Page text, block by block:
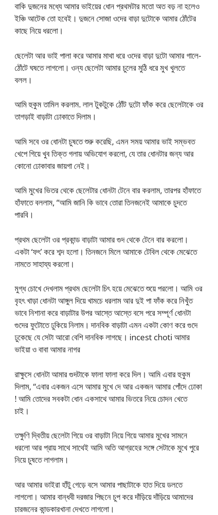
বাকি দুজনের মধ্যে আমার ভাইয়ের ধোন প্রথমটার মতো অত বড় না হলেও
ইঞ্চি আটেক তো হবেই। দুজনে সোজা ওদের বাড়া দুটোকে আমার ঠোঁটের
কাছে নিয়ে ধরলো।
ছেলেটা আর ভাই পালা করে আমার মাথা ধরে ওদের বাড়া দুটো আমার গালে-
ঠোঁটে ঘষতে লাগলো। ওন্য ছেলেটা আমার চুলের মুঠি ধরে মুখ খুলতে
বলল।
আমি হুকুম তামিল করলাম. লাল টুকটুকে ঠোঁট দুটো ফাঁক করে ছেলেটাকে ওর
তাগড়াই বাড়াটা ঢোকাতে দিলাম।
আমি সবে ওর ধোনটা চুষতে শুরু করেছি, এমন সময় আমার ভাই সম্ভবত
খেপে গিয়ে খুব তিক্ত গলায় অভিযোগ করলো, যে তার ধোনটার জন্য আর
কোনো ঢোকাবার জায়গা নেই।
আমি মুখের ভিতর থেকে ছেলেটার ধোনটা টেনে বার করলাম, তারপর হাঁফাতে
হাঁফাতে বললাম, “আমি জানি কি ভাবে তোরা তিনজনেই আমাকে চুদতে
পারবি।
প্রথম ছেলেটা ওর প্রকান্ড বাড়াটা আমার গুদ থেকে টেনে বার করলো।
একটা ‘ফৎ’ করে শব্দ হলো। তিনজনে মিলে আমাকে টেবিল থেকে মেঝেতে
নামতে সাহায্য করলো।
মুগ্ধ চোখে দেখলাম প্রথম ছেলেটা চিৎ হয়ে মেঝেতে শুয়ে পরলো। আমি ওর
বৃহৎ খাড়া ধোনটা আঙ্গুল দিয়ে খামচে ধরলাম আর দুই পা ফাঁক করে নিখুঁত
ভাবে নিশানা করে বাড়াটার উপর আস্তে আস্তে বসে পরে সম্পূর্ণ ধোনটা
গুদের ফুটোতে ঢুকিয়ে নিলাম। দানবিক বাড়াটা এমন একটা কোণ করে গুদে
ঢুকেছে যে সেটা আরো বেশি দানবিক লাগছে। incest choti আমার
ভাইয়া ও বাবা আমার নাগর
রাক্ষুসে ধোনটা আমার গুদটাকে ফালা ফালা করে দিল। আমি এবার হুকুম
দিলাম, “এবার একজন এসে আমার মুখে দে আর একজন আমার পোঁদে ঢোকা
! আমি তোদের সবকটা ধোন একসাথে আমার ভিতরে নিয়ে চোদন খেতে
চাই।
তক্ষুণি দ্বিতীয় ছেলেটা গিয়ে ওর বাড়াটা নিয়ে গিয়ে আমার মুখের সামনে
ধরলো আর প্রায় সাথে সাথেই আমি অতি আগ্রহের সঙ্গে সেটাকে মুখে পুরে
নিয়ে চুষতে লাগলাম।
আর আমার ভাইরা হাঁটু গেড়ে বসে আমার পাছাটাকে হাত দিয়ে ডলতে
লাগলো। আমার বান্ধবী দরজার পিছনে চুপ করে দাঁড়িয়ে দাঁড়িয়ে আমাদের
চারজনের কান্ডকারখানা দেখতে লাগলো।